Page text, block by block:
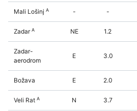
Mali Lošinj A - -
ZadarA NE 1.2
Zadar-
aerodrom
E 3.0
Božava E 2.0
Veli Rat A N 3.7